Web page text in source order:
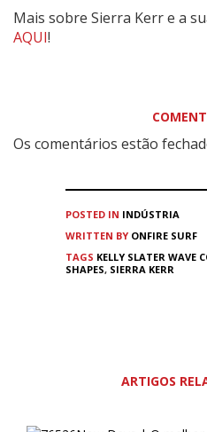
Mais sobre Sierra Kerr e a
AQUI!
Os comentários estão
POSTED IN INDÚSTRIA
WRITTEN BY ONFIRE SURF
TAGS KELLY SLATER WAVE
SHAPES, SIERRA KERR
ARTIGOS